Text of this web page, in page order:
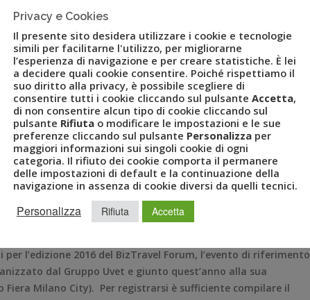
Forum 2016
AMERICANEXPRESS,BIZTRAVELFORUM ,BIZTRAVELFORUM2016
,SENTIMENT ANALYSIS TRAVELPORT,TRENITALIA,
l’edizione 2016 del BizTravel Forum, l’evento di riferimento
dal Gruppo Uvet e giunto quest’anno alla sua
Fiera Milano City). Per registrarsi è sufficiente compilare il
Privacy e Cookies
Il presente sito desidera utilizzare i cookie e tecnologie
simili per facilitarne l'utilizzo, per migliorarne
l’esperienza di navigazione e per creare statistiche. È lei
a decidere quali cookie consentire. Poiché rispettiamo il
suo diritto alla privacy, è possibile scegliere di
consentire tutti i cookie cliccando sul pulsante Accetta,
di non consentire alcun tipo di cookie cliccando sul
pulsante Rifiuta o modificare le impostazioni e le sue
preferenze cliccando sul pulsante Personalizza per
maggiori informazioni sui singoli cookie di ogni
categoria. Il rifiuto dei cookie comporta il permanere
delle impostazioni di default e la continuazione della
navigazione in assenza di cookie diversi da quelli tecnici.
Personalizza Rifiuta Accetta